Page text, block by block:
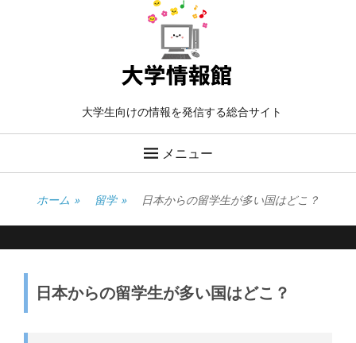
大学生向けの情報を発信する総合サイト
メニュー
ホーム » 留学 » 日本からの留学生が多い国はどこ？
日本からの留学生が多い国はどこ？